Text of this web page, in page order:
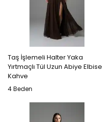
Taş İşlemeli Halter Yaka
Yırtmaçlı Tül Uzun Abiye Elbise
Kahve
4 Beden